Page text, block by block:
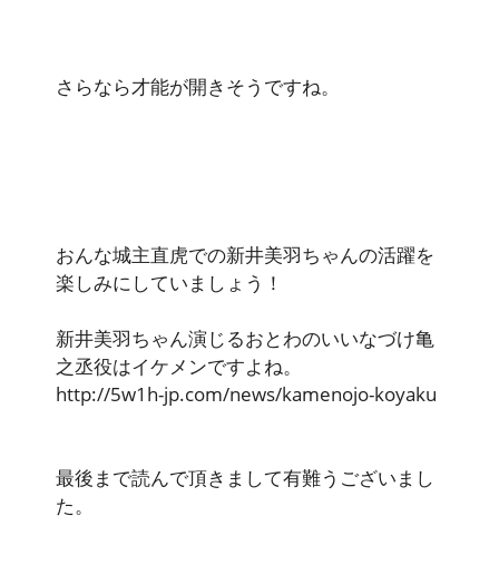
さらなら才能が開きそうですね。
おんな城主直虎での新井美羽ちゃんの活躍を
楽しみにしていましょう！
新井美羽ちゃん演じるおとわのいいなづけ亀
之丞役はイケメンですよね。
http://5w1h-jp.com/news/kamenojo-koyaku
最後まで読んで頂きまして有難うございまし
た。